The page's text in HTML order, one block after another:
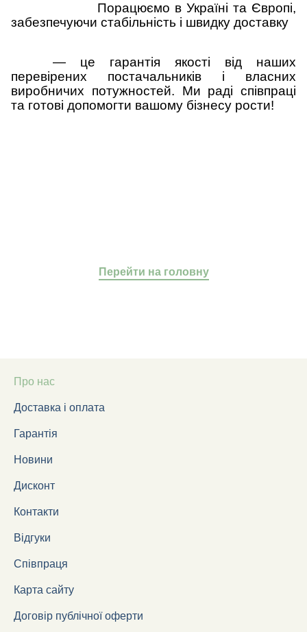
Порацюємо в Україні та Європі,
забезпечуючи стабільність і швидку доставку
— це гарантія якості від наших
перевірених постачальників і власних
виробничих потужностей. Ми раді співпраці
та готові допомогти вашому бізнесу рости!
Перейти на головну
Про нас
Доставка і оплата
Гарантія
Новини
Дисконт
Контакти
Відгуки
Співпраця
Карта сайту
Договір публічної оферти